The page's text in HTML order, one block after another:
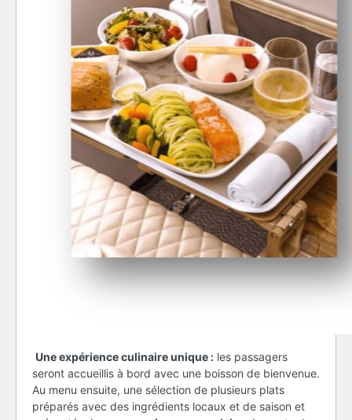
Une expérience culinaire unique : les passagers
seront accueillis à bord avec une boisson de bienvenue.
Au menu ensuite, une sélection de plusieurs plats
préparés avec des ingrédients locaux et de saison et